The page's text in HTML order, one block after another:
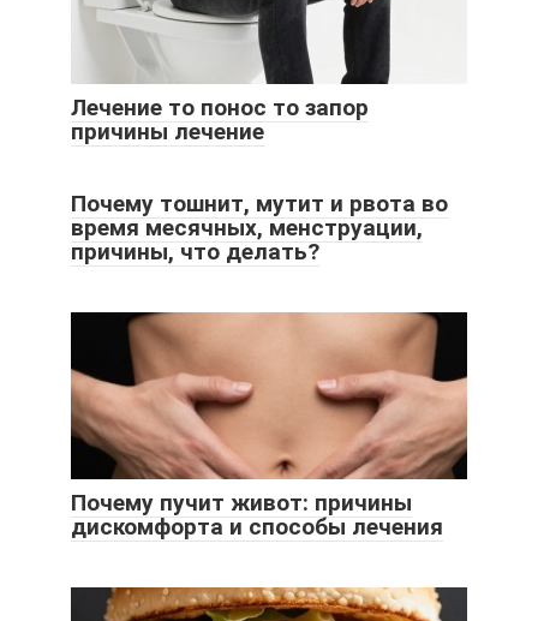
Лечение то понос то запор
причины лечение
Почему тошнит, мутит и рвота во
время месячных, менструации,
причины, что делать?
Почему пучит живот: причины
дискомфорта и способы лечения